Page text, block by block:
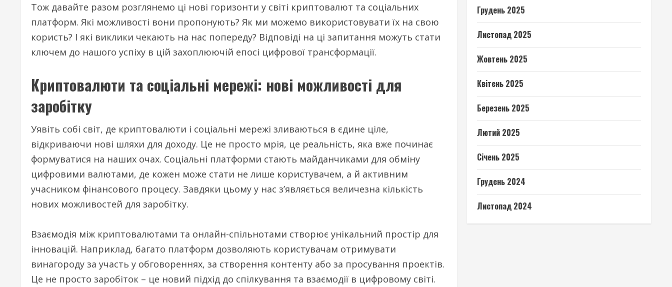
Тож давайте разом розглянемо ці нові горизонти у світі криптовалют та соціальних
платформ. Які можливості вони пропонують? Як ми можемо використовувати їх на свою
користь? І які виклики чекають на нас попереду? Відповіді на ці запитання можуть стати
ключем до нашого успіху в цій захоплюючій епосі цифрової трансформації.
Криптовалюти та соціальні мережі: нові можливості для
заробітку
Уявіть собі світ, де криптовалюти і соціальні мережі зливаються в єдине ціле,
відкриваючи нові шляхи для доходу. Це не просто мрія, це реальність, яка вже починає
формуватися на наших очах. Соціальні платформи стають майданчиками для обміну
цифровими валютами, де кожен може стати не лише користувачем, а й активним
учасником фінансового процесу. Завдяки цьому у нас з’являється величезна кількість
нових можливостей для заробітку.
Взаємодія між криптовалютами та онлайн-спільнотами створює унікальний простір для
інновацій. Наприклад, багато платформ дозволяють користувачам отримувати
винагороду за участь у обговореннях, за створення контенту або за просування проектів.
Це не просто заробіток – це новий підхід до спілкування та взаємодії в цифровому світі.
Грудень 2025
Листопад 2025
Жовтень 2025
Квітень 2025
Березень 2025
Лютий 2025
Січень 2025
Грудень 2024
Листопад 2024